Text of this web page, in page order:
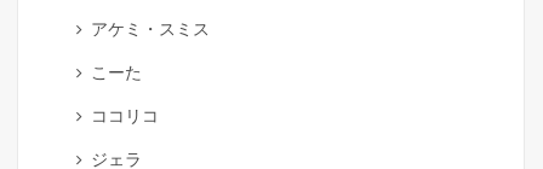
アケミ・スミス
こーた
ココリコ
ジェラ